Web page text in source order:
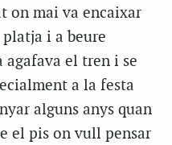
on mai va encaixar
i a beure
agafava el tren i se
a la festa
alguns anys quan
el pis on vull pensar